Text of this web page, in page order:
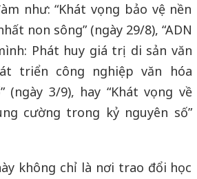
như: “Khát vọng bảo vệ nền
non sông” (ngày 29/8), “ADN
Phát huy giá trị di sản văn
triển công nghiệp văn hóa
(ngày 3/9), hay “Khát vọng về
cường trong kỷ nguyên số”
không chỉ là nơi trao đổi học